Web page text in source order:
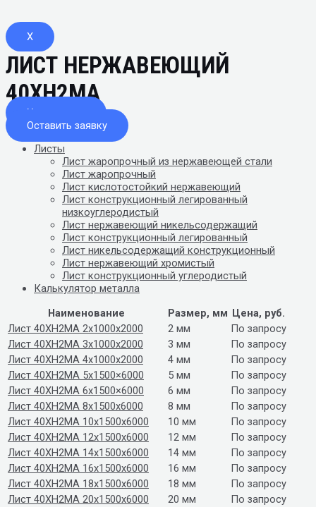
X
ЛИСТ НЕРЖАВЕЮЩИЙ
40ХН2МА
Узнать цену
Оставить заявку
Листы
Лист жаропрочный из нержавеющей стали
Лист жаропрочный
Лист кислотостойкий нержавеющий
Лист конструкционный легированный
низкоуглеродистый
Лист нержавеющий никельсодержащий
Лист конструкционный легированный
Лист никельсодержащий конструкционный
Лист нержавеющий хромистый
Лист конструкционный углеродистый
Калькулятор металла
Наименование
Размер, мм Цена, руб.
Лист 40ХН2МА 2x1000x2000
2 мм
По запросу
Лист 40ХН2МА 3x1000x2000
3 мм
По запросу
Лист 40ХН2МА 4x1000x2000
4 мм
По запросу
Лист 40ХН2МА 5х1500×6000
5 мм
По запросу
Лист 40ХН2МА 6х1500×6000
6 мм
По запросу
Лист 40ХН2МА 8x1500x6000
8 мм
По запросу
Лист 40ХН2МА 10x1500x6000
10 мм
По запросу
Лист 40ХН2МА 12x1500x6000
12 мм
По запросу
Лист 40ХН2МА 14x1500x6000
14 мм
По запросу
Лист 40ХН2МА 16х1500х6000
16 мм
По запросу
Лист 40ХН2МА 18х1500х6000
18 мм
По запросу
Лист 40ХН2МА 20x1500x6000
20 мм
По запросу